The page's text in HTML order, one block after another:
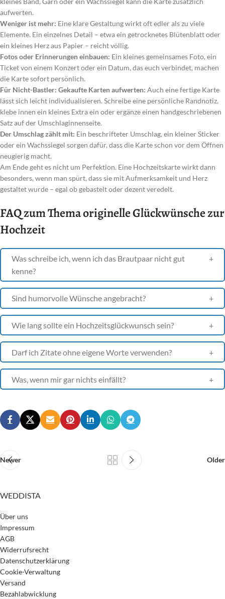
aufwerten.
Weniger ist mehr: Eine klare Gestaltung wirkt oft edler als zu viele
Elemente. Ein einzelnes Detail – etwa ein getrocknetes Blütenblatt oder
ein kleines Herz aus Papier – reicht völlig.
Fotos oder Erinnerungen einbauen: Ein kleines gemeinsames Foto, ein
Ticket von einem Konzert oder ein Datum, das euch verbindet, machen
die Karte sofort persönlich.
Für Nicht-Bastler: Gekaufte Karten aufwerten: Auch eine fertige Karte
lässt sich leicht individualisieren. Schreibe eine persönliche Randnotiz,
klebe innen ein kleines Extra ein oder ergänze einen handgeschriebenen
Satz auf der Umschlaginnenseite.
Der Umschlag zählt mit: Ein beschrifteter Umschlag, ein kleiner Sticker
oder ein Wachssiegel sorgen dafür, dass die Karte schon vor dem Öffnen
neugierig macht.
Am Ende geht es nicht um Perfektion. Eine Hochzeitskarte wirkt dann
besonders, wenn man spürt, dass sie mit Aufmerksamkeit und Herz
gestaltet wurde – egal ob gebastelt oder dezent veredelt.
FAQ zum Thema originelle Glückwünsche zur
Hochzeit
Was schreibe ich, wenn ich das Brautpaar nicht gut
kenne?
Sind humorvolle Wünsche angebracht?
Wie lang sollte ein Hochzeitsglückwunsch sein?
Darf ich Zitate ohne eigene Worte verwenden?
Was, wenn mir gar nichts einfällt?
Newer Older
WEDDISTA
Über uns
Impressum
AGB
Widerrufsrecht
Datenschutzerklärung
Cookie-Verwaltung
Versand
Bezahlabwicklung